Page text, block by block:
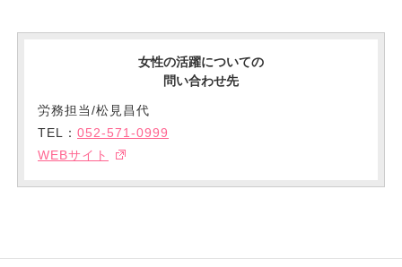
女性の活躍についての
問い合わせ先
労務担当/松見昌代
TEL： 052-571-0999
WEBサイト